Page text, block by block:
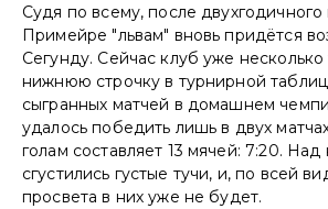
Судя по всему, после
Примейре "львам" вновь придётся
Сегунду. Сейчас клуб уже
нижнюю строчку в турнирной
сыгранных матчей в домашнем
удалось победить лишь в двух
голам составляет 13 мячей: 7:20. Над
сгустились густые тучи, и, по всей
просвета в них уже не будет.